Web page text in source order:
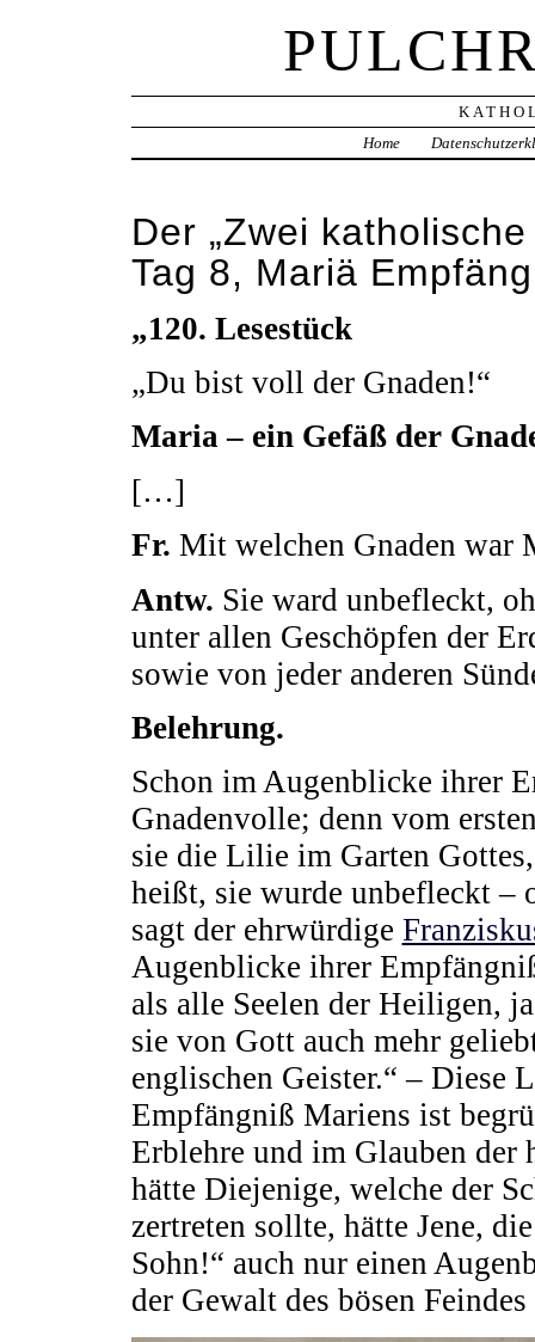
Home
Der „Zwei
Tag 8, Mariä
„120. Lesestück
„Du bist voll der Gnaden!“
Maria – ein Gefäß der
[…]
Fr. Mit welchen Gnaden war
Antw. Sie ward unbefleckt,
unter allen Geschöpfen der
sowie von jeder anderen
Belehrung.
Schon im Augenblicke ihrer
Gnadenvolle; denn vom
sie die Lilie im Garten
heißt, sie wurde unbefleckt –
sagt der ehrwürdige
Augenblicke ihrer
als alle Seelen der Heiligen,
sie von Gott auch mehr
englischen Geister.“ – Diese
Empfängniß Mariens ist
Erblehre und im Glauben
hätte Diejenige, welche der
zertreten sollte, hätte Jene,
Sohn!“ auch nur einen
der Gewalt des bösen